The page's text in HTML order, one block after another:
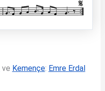
ve Kemençe: Emre Erdal